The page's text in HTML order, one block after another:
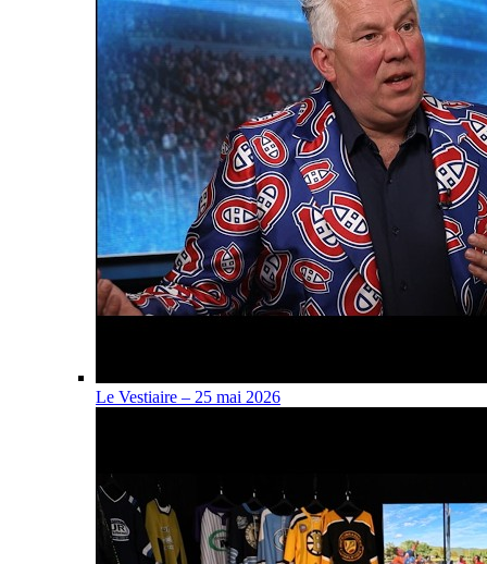
Le Vestiaire – 25 mai 2026